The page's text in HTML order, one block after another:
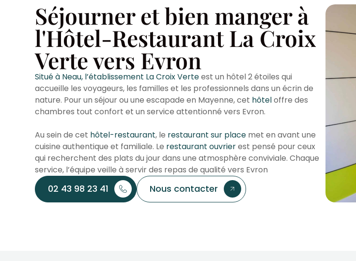
Séjourner et bien manger à
l'Hôtel-Restaurant La Croix
Verte vers Evron
Situé à Neau, l’établissement La Croix Verteest un hôtel 2 étoiles qui
accueille les voyageurs, les familles et les professionnels dans un écrin de
nature. Pour un séjour ou une escapade en Mayenne, cet hôteloffre des
chambres tout confort et un service attentionné vers Evron.
Au sein de cet hôtel-restaurant, le restaurant sur place met en avant une
cuisine authentique et familiale. Le restaurant ouvrierest pensé pour ceux
qui recherchent des plats du jour dans une atmosphère conviviale. Chaque
service, l’équipe veille à servir des repas de qualité vers Evron
02 43 98 23 41 Nous contacter